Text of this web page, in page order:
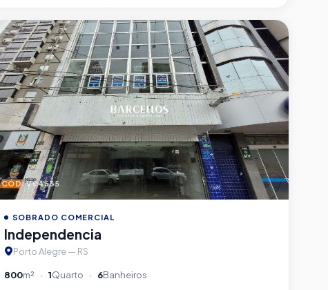
CÓD. V04535
SOBRADO COMERCIAL
Independencia
Porto Alegre — RS
800m² 1Quarto 6Banheiros